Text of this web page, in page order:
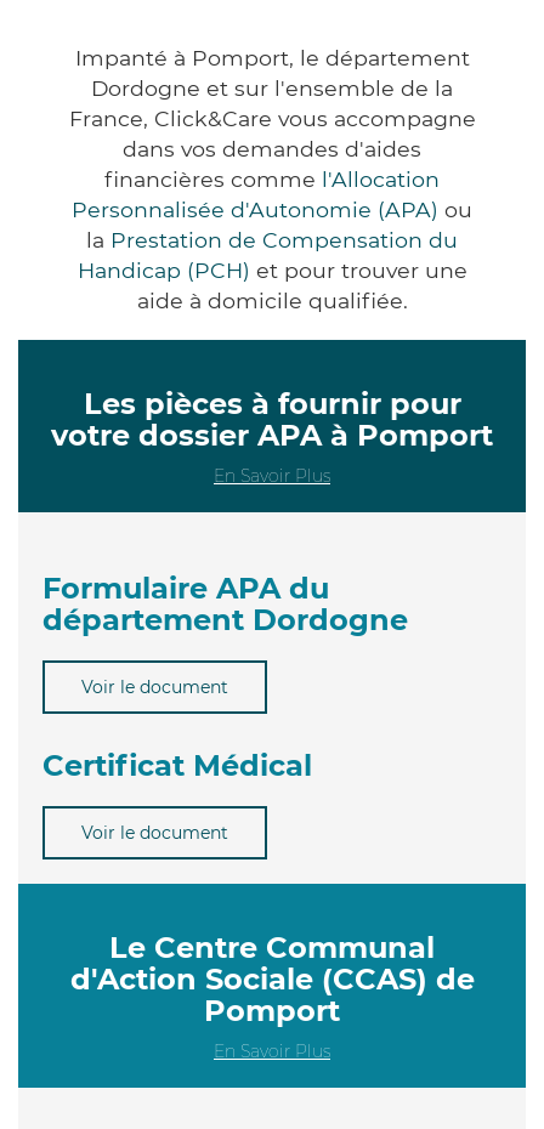
Impanté à Pomport, le département
Dordogne et sur l'ensemble de la
France, Click&Care vous accompagne
dans vos demandes d'aides
financières comme l'Allocation
Personnalisée d'Autonomie (APA) ou
la Prestation de Compensation du
Handicap (PCH) et pour trouver une
aide à domicile qualifiée.
Les pièces à fournir pour
votre dossier APA à Pomport
En Savoir Plus
Formulaire APA du
département Dordogne
Voir le document
Certificat Médical
Voir le document
Le Centre Communal
d'Action Sociale (CCAS) de
Pomport
En Savoir Plus